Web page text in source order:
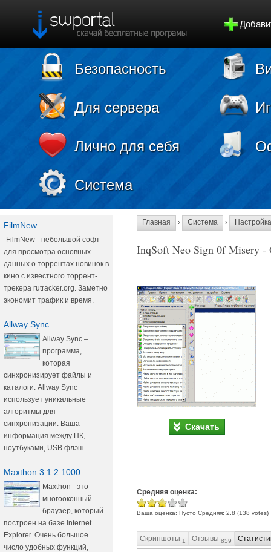
Безопасность
Для сервера
Лично для себя
Система
FilmNew
FilmNew - небольшой софт
для просмотра основных
данных о торрентах новинок в
кино с известного торрент-
трекера rutracker.org. Заметно
экономит трафик и время.
Allway Sync
Allway Sync –
программа,
которая
синхронизирует файлы и
каталоги. Allway Sync
использует уникальные
алгоритмы для
синхронизации. Ваша
информация между ПК,
ноутбуками, USB флэш...
Maxthon 3.1.2.1000
Maxthon - это
многооконный
браузер, который
построен на базе Internet
Explorer. Очень большое
число удобных функций,
Главная › Система › Настройка
InqSoft Neo Sign 0f Misery -
Скачать
Средняя оценка:
Ваша оценка: Пусто Средняя: 2.8 (138 votes)
Скриншоты 1 Отзывы 859